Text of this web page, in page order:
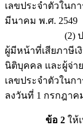
เลขประจำตัวในก
มีนาคม พ.ศ. 2549
(2) ประกาศอ
ผู้มีหน้าที่เสียภาษี
นิติบุคคล และผู้จ่า
เลขประจำตัวในก
ลงวันที่ 1 กรกฎาค
ข้อ 2 ให้